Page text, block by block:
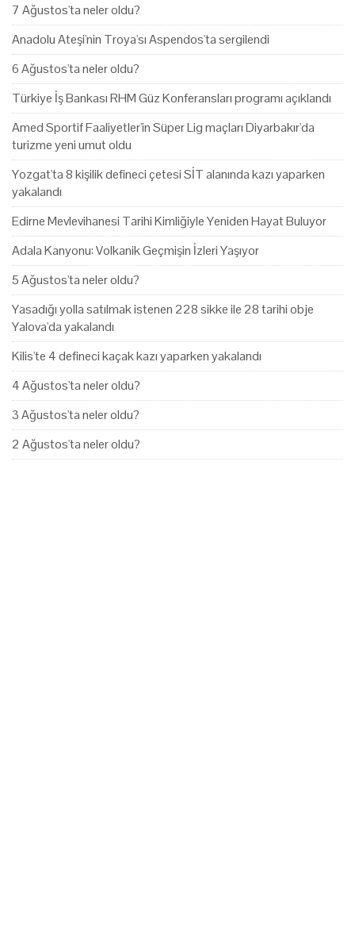
7 Ağustos'ta neler oldu?
Anadolu Ateşi'nin Troya'sı Aspendos'ta sergilendi
6 Ağustos'ta neler oldu?
Türkiye İş Bankası RHM Güz Konferansları programı açıklandı
Amed Sportif Faaliyetler'in Süper Lig maçları Diyarbakır'da
turizme yeni umut oldu
Yozgat'ta 8 kişilik defineci çetesi SİT alanında kazı yaparken
yakalandı
Edirne Mevlevihanesi Tarihi Kimliğiyle Yeniden Hayat Buluyor
Adala Kanyonu: Volkanik Geçmişin İzleri Yaşıyor
5 Ağustos'ta neler oldu?
Yasadığı yolla satılmak istenen 228 sikke ile 28 tarihi obje
Yalova'da yakalandı
Kilis'te 4 defineci kaçak kazı yaparken yakalandı
4 Ağustos'ta neler oldu?
3 Ağustos'ta neler oldu?
2 Ağustos'ta neler oldu?